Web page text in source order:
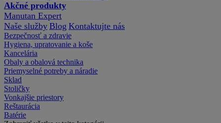
Akčné produkty
Manutan Expert
Naše služby Blog Kontaktujte nás
Bezpečnosť a zdravie
Hygiena, upratovanie a koše
Kancelária
Obaly a obalová technika
Priemyselné potreby a náradie
Sklad
Stoličky
Vonkajšie priestory
Reštaurácia
Batérie